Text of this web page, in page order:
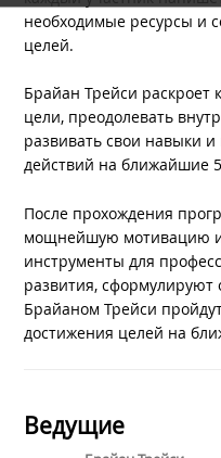
необходимые ресурсы и
целей.
Брайан Трейси раскроет
цели, преодолевать
развивать свои навыки
действий на ближайшие
После прохождения
мощнейшую мотивацию
инструменты для
развития, сформулируют
Брайаном Трейси
достижения целей на
Ведущие